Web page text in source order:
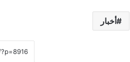
أخبار